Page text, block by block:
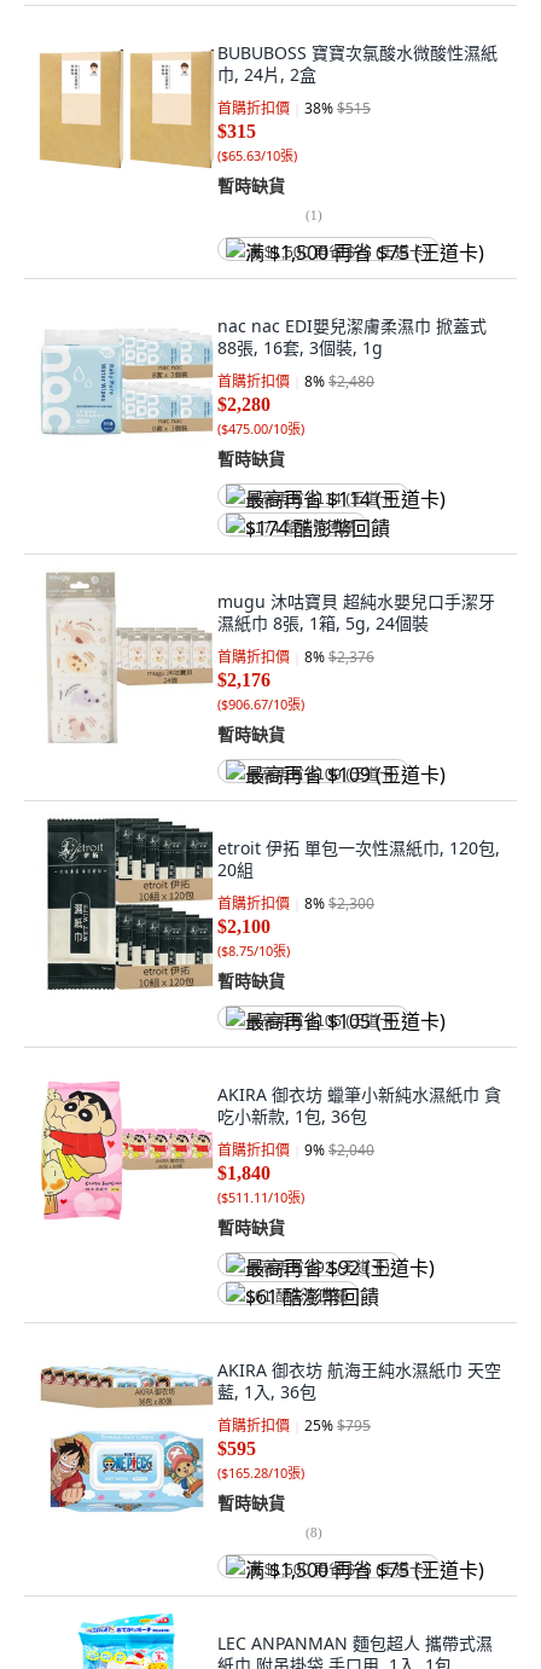
BUBUBOSS 寶寶次氯酸水微酸性濕紙
巾, 24片, 2盒
首購折扣價 38%$515
$315
($65.63/10張)
暫時缺貨
(1)
满 $1,500 再省 $75 (王道卡)
nac nac EDI嬰兒潔膚柔濕巾 掀蓋式
88張, 16套, 3個裝, 1g
首購折扣價 8%$2,480
$2,280
($475.00/10張)
暫時缺貨
最高再省 $114 (王道卡)
$174 酷澎幣回饋
mugu 沐咕寶貝 超純水嬰兒口手潔牙
濕紙巾 8張, 1箱, 5g, 24個裝
首購折扣價 8%$2,376
$2,176
($906.67/10張)
暫時缺貨
最高再省 $109 (王道卡)
etroit 伊拓 單包一次性濕紙巾, 120包,
20組
首購折扣價 8%$2,300
$2,100
($8.75/10張)
暫時缺貨
最高再省 $105 (王道卡)
AKIRA 御衣坊 蠟筆小新純水濕紙巾 貪
吃小新款, 1包, 36包
首購折扣價 9%$2,040
$1,840
($511.11/10張)
暫時缺貨
最高再省 $92 (王道卡)
$61 酷澎幣回饋
AKIRA 御衣坊 航海王純水濕紙巾 天空
藍, 1入, 36包
首購折扣價 25%$795
$595
($165.28/10張)
暫時缺貨
(8)
满 $1,500 再省 $75 (王道卡)
LEC ANPANMAN 麵包超人 攜帶式濕